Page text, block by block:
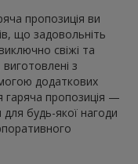
пропозиція ви
що задовольніть
свіжі та
з
додаткових
гаряча пропозиція —
будь-якої нагоди